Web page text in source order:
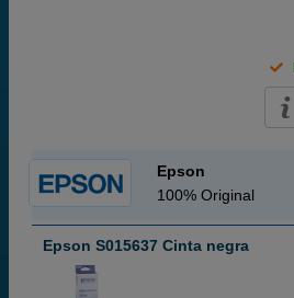
Epson
100% Original
Epson S015637 Cinta negra